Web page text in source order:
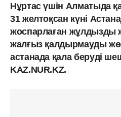
Нұртас үшін Алматыда
31 желтоқсан күні
жоспарлаған жұлдызды
жалғыз қалдырмауды
астанада қала беруді
KAZ.NUR.KZ.